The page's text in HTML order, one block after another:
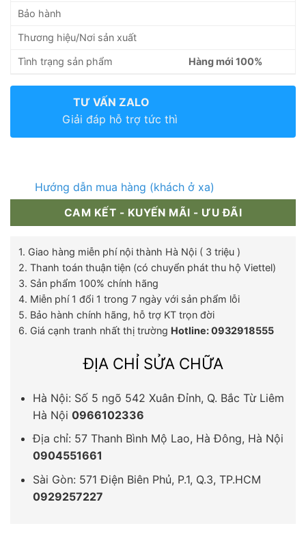
Bảo hành
Thương hiệu/Nơi sản xuất
Tình trạng sản phẩm Hàng mới 100%
TƯ VẤN ZALO
Giải đáp hỗ trợ tức thì
Hướng dẫn mua hàng (khách ở xa)
CAM KẾT - KUYẾN MÃI - ƯU ĐÃI
1. Giao hàng miễn phí nội thành Hà Nội ( 3 triệu )
2. Thanh toán thuận tiện (có chuyển phát thu hộ Viettel)
3. Sản phẩm 100% chính hãng
4. Miễn phí 1 đổi 1 trong 7 ngày với sản phẩm lỗi
5. Bảo hành chính hãng, hỗ trợ KT trọn đời
6. Giá cạnh tranh nhất thị trường Hotline: 0932918555
ĐỊA CHỈ SỬA CHỮA
Hà Nội: Số 5 ngõ 542 Xuân Đỉnh, Q. Bắc Từ Liêm
Hà Nội 0966102336
Địa chỉ: 57 Thanh Bình Mộ Lao, Hà Đông, Hà Nội
0904551661
Sài Gòn: 571 Điện Biên Phủ, P.1, Q.3, TP.HCM
0929257227